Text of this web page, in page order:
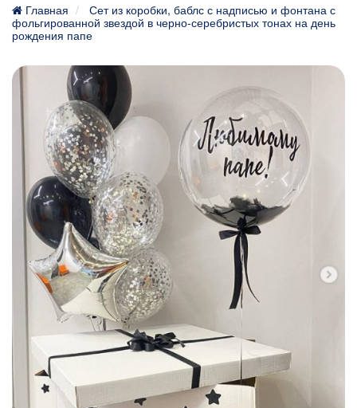
Главная
Сет из коробки, баблс с надписью и фонтана с
фольгированной звездой в черно-серебристых тонах на день
рождения папе